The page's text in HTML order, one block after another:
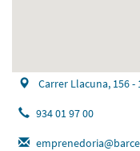
Carrer Llacuna, 156 -
934 01 97 00